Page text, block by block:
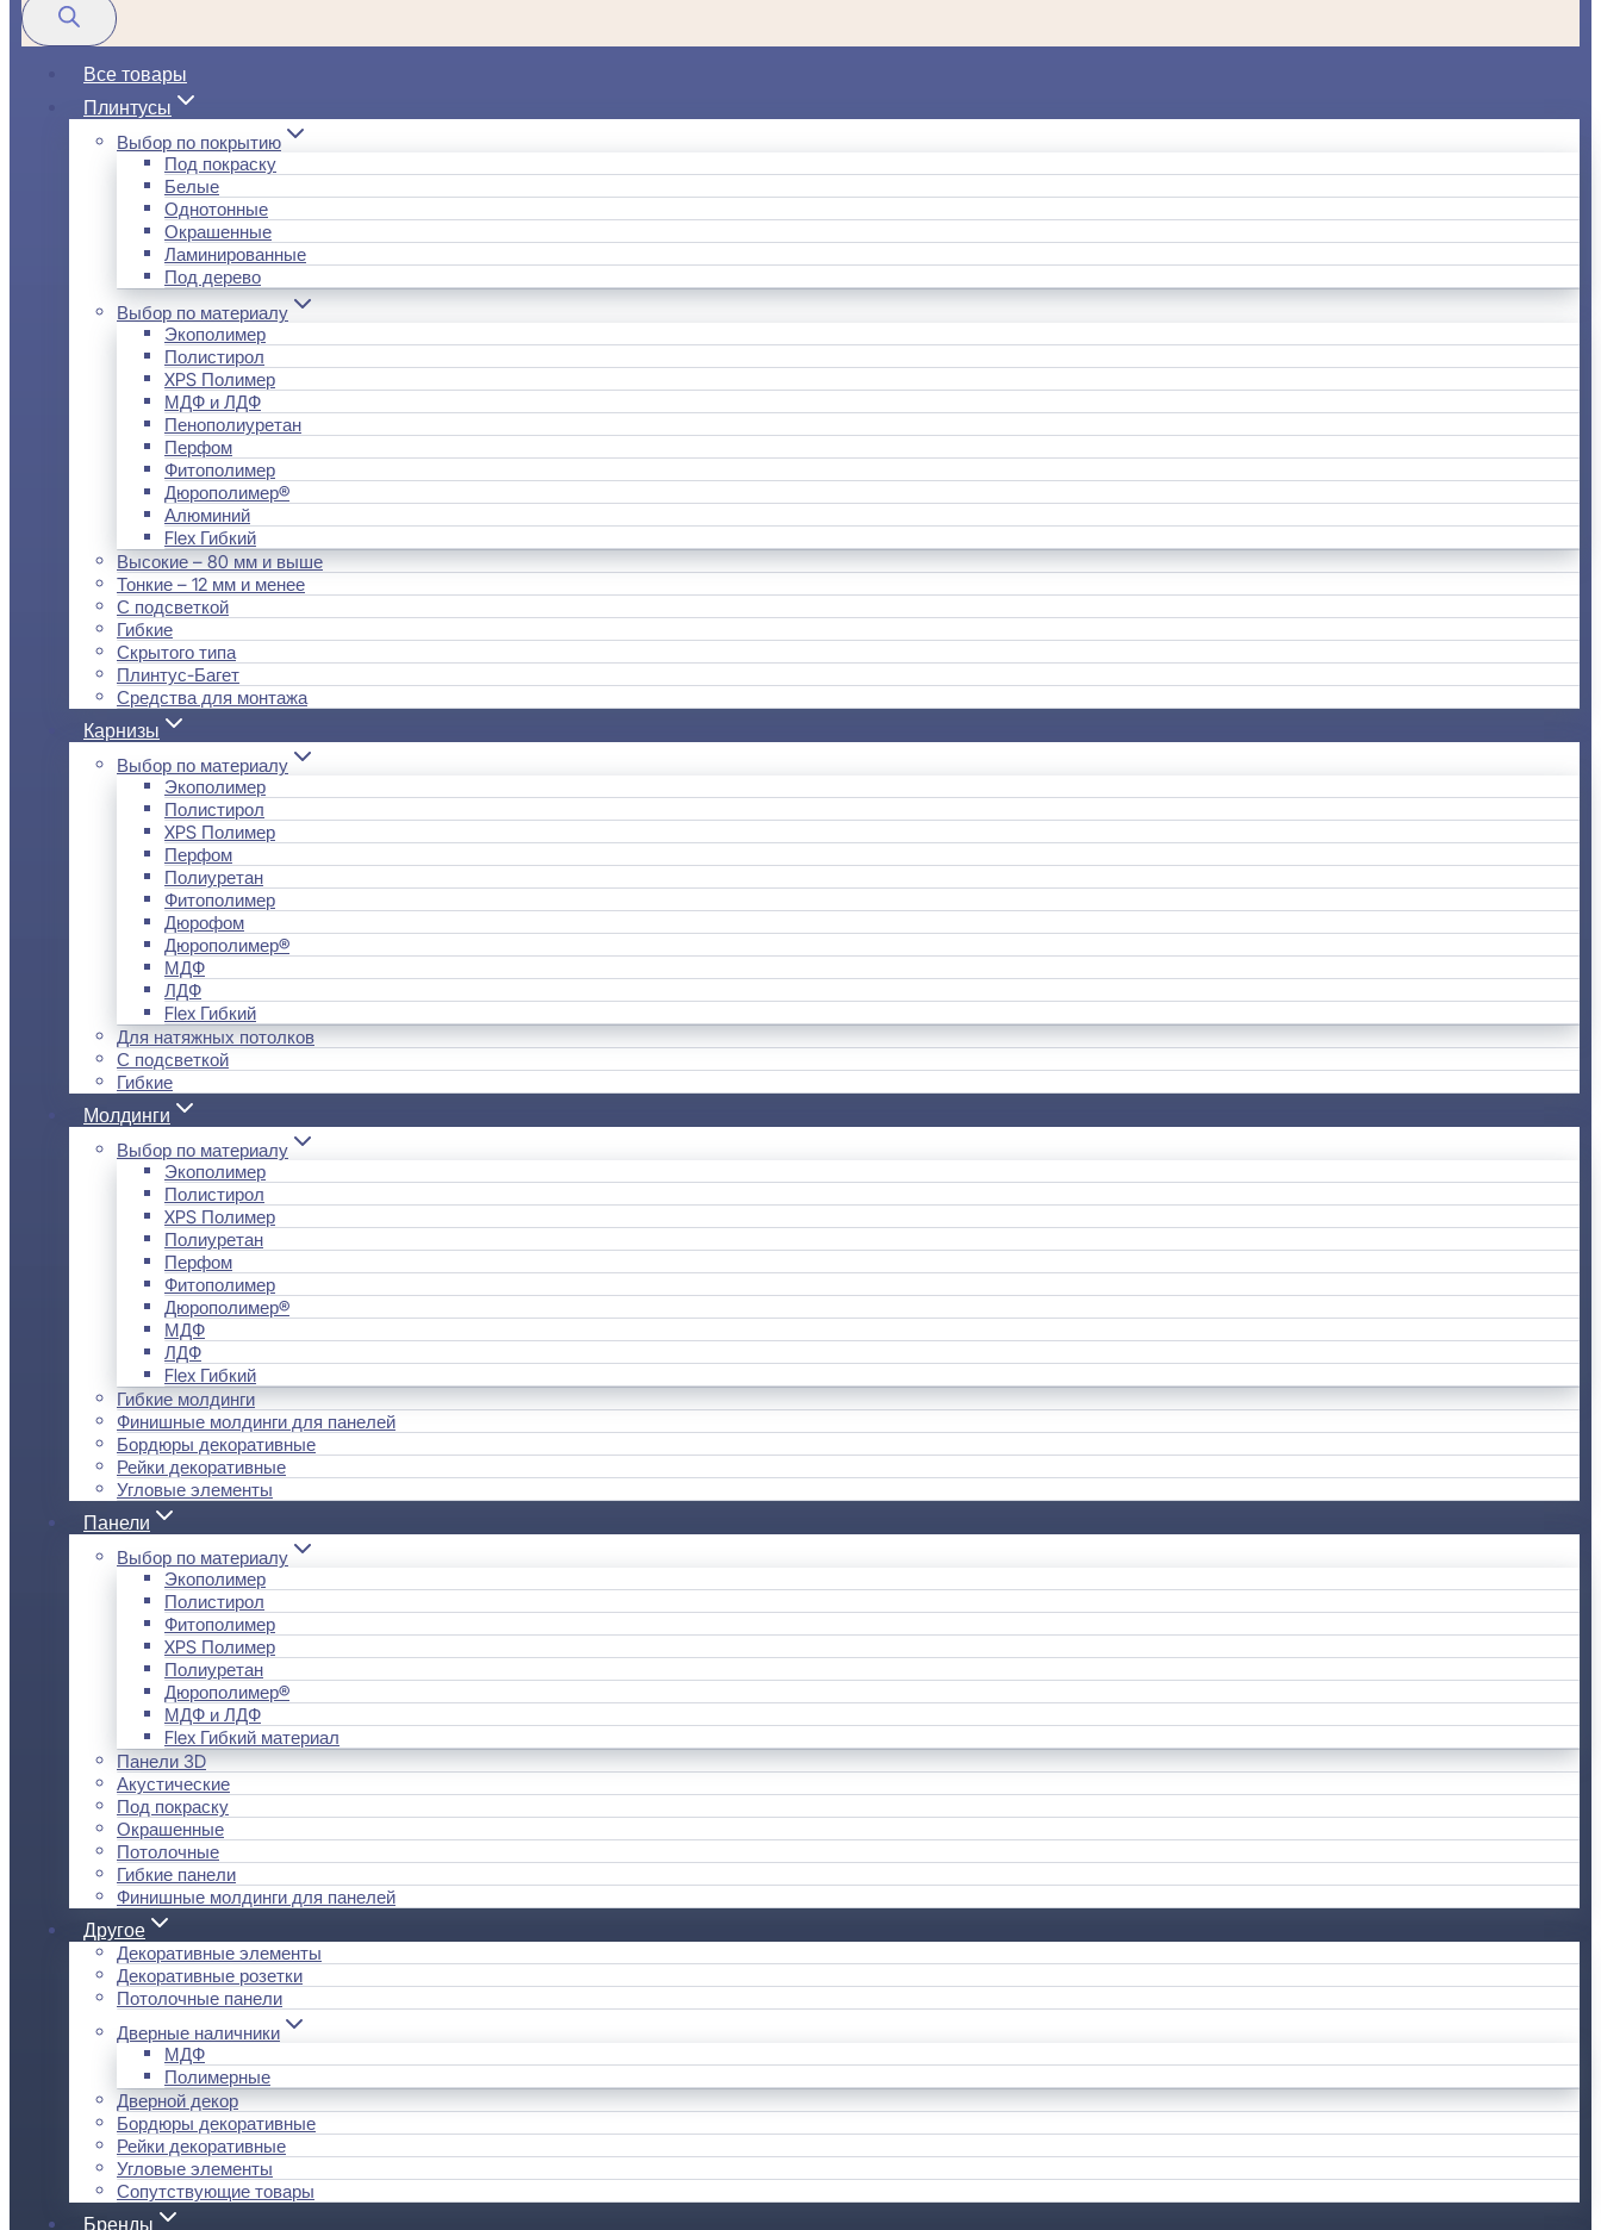
Все товары
Плинтусы
Выбор по покрытию
Под покраску
Белые
Однотонные
Окрашенные
Ламинированные
Под дерево
Выбор по материалу
Экополимер
Полистирол
XPS Полимер
МДФ и ЛДФ
Пенополиуретан
Перфом
Фитополимер
Дюрополимер®
Алюминий
Flex Гибкий
Высокие – 80 мм и выше
Тонкие – 12 мм и менее
С подсветкой
Гибкие
Скрытого типа
Плинтус-Багет
Средства для монтажа
Карнизы
Выбор по материалу
Экополимер
Полистирол
XPS Полимер
Перфом
Полиуретан
Фитополимер
Дюрофом
Дюрополимер®
МДФ
ЛДФ
Flex Гибкий
Для натяжных потолков
С подсветкой
Гибкие
Молдинги
Выбор по материалу
Экополимер
Полистирол
XPS Полимер
Полиуретан
Перфом
Фитополимер
Дюрополимер®
МДФ
ЛДФ
Flex Гибкий
Гибкие молдинги
Финишные молдинги для панелей
Бордюры декоративные
Рейки декоративные
Угловые элементы
Панели
Выбор по материалу
Экополимер
Полистирол
Фитополимер
XPS Полимер
Полиуретан
Дюрополимер®
МДФ и ЛДФ
Flex Гибкий материал
Панели 3D
Акустические
Под покраску
Окрашенные
Потолочные
Гибкие панели
Финишные молдинги для панелей
Другое
Декоративные элементы
Декоративные розетки
Потолочные панели
Дверные наличники
МДФ
Полимерные
Дверной декор
Бордюры декоративные
Рейки декоративные
Угловые элементы
Сопутствующие товары
Бренды